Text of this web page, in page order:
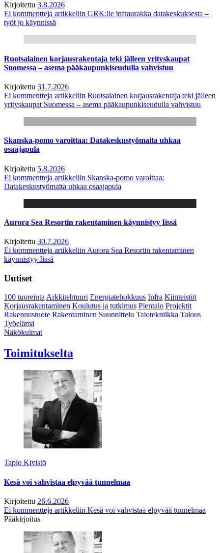
Kirjoitettu 3.8.2026
Ei kommentteja artikkeliin GRK:lle infraurakka datakeskuksesta –
työt jo käynnissä
Ruotsalainen korjausrakentaja teki jälleen yrityskaupat
Suomessa – asema pääkaupunkiseudulla vahvistuu
Kirjoitettu 31.7.2026
Ei kommentteja artikkeliin Ruotsalainen korjausrakentaja teki jälleen
yrityskaupat Suomessa – asema pääkaupunkiseudulla vahvistuu
Skanska-pomo varoittaa: Datakeskustyömaita uhkaa
osaajapula
Kirjoitettu 5.8.2026
Ei kommentteja artikkeliin Skanska-pomo varoittaa:
Datakeskustyömaita uhkaa osaajapula
Aurora Sea Resortin rakentaminen käynnistyy Iissä
Kirjoitettu 30.7.2026
Ei kommentteja artikkeliin Aurora Sea Resortin rakentaminen
käynnistyy Iissä
Uutiset
100 tuoreintaArkkitehtuuri Energiatehokkuus Infra Kiinteistöt
Korjausrakentaminen Koulutus ja tutkimus Pientalo Projektit
Rakennustuote Rakentaminen Suunnittelu Talotekniikka Talous
Työelämä
Näkökulmat
Toimitukselta
Tapio Kivistö
Kesä voi vahvistaa elpyvää tunnelmaa
Kirjoitettu 26.6.2026
Ei kommentteja artikkeliin Kesä voi vahvistaa elpyvää tunnelmaa
Pääkirjoitus